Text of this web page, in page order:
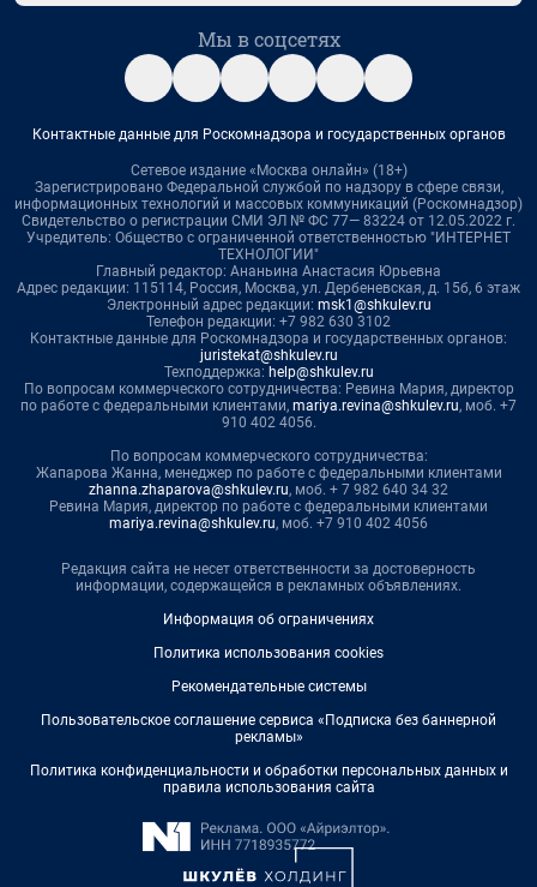
Мы в соцсетях
Контактные данные для Роскомнадзора и государственных органов
Сетевое издание «Москва онлайн» (18+)
Зарегистрировано Федеральной службой по надзору в сфере связи,
информационных технологий и массовых коммуникаций (Роскомнадзор)
Свидетельство о регистрации СМИ ЭЛ № ФС 77— 83224 от 12.05.2022 г.
Учредитель: Общество с ограниченной ответственностью "ИНТЕРНЕТ
ТЕХНОЛОГИИ"
Главный редактор: Ананьина Анастасия Юрьевна
Адрес редакции: 115114, Россия, Москва, ул. Дербеневская, д. 15б, 6 этаж
Электронный адрес редакции: msk1@shkulev.ru
Телефон редакции: +7 982 630 3102
Контактные данные для Роскомнадзора и государственных органов:
juristekat@shkulev.ru
Техподдержка: help@shkulev.ru
По вопросам коммерческого сотрудничества: Ревина Мария, директор
по работе с федеральными клиентами, mariya.revina@shkulev.ru, моб. +7
910 402 4056.
По вопросам коммерческого сотрудничества:
Жапарова Жанна, менеджер по работе с федеральными клиентами
zhanna.zhaparova@shkulev.ru, моб. + 7 982 640 34 32
Ревина Мария, директор по работе с федеральными клиентами
mariya.revina@shkulev.ru, моб. +7 910 402 4056
Редакция сайта не несет ответственности за достоверность
информации, содержащейся в рекламных объявлениях.
Информация об ограничениях
Политика использования cookies
Рекомендательные системы
Пользовательское соглашение сервиса «Подписка без баннерной
рекламы»
Политика конфиденциальности и обработки персональных данных и
правила использования сайта